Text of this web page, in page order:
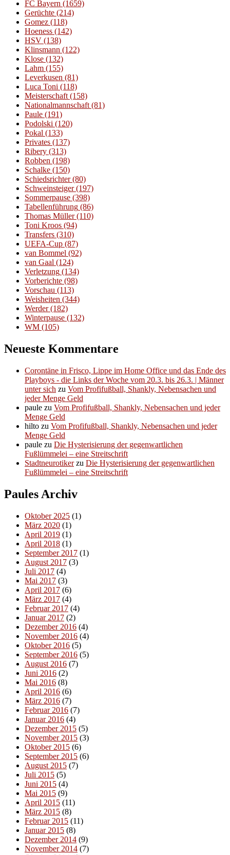
FC Bayern (1659)
Gerüchte (214)
Gomez (118)
Hoeness (142)
HSV (138)
Klinsmann (122)
Klose (132)
Lahm (155)
Leverkusen (81)
Luca Toni (118)
Meisterschaft (158)
Nationalmannschaft (81)
Paule (191)
Podolski (120)
Pokal (133)
Privates (137)
Ribery (313)
Robben (198)
Schalke (150)
Schiedsrichter(80)
Schweinsteiger(197)
Sommerpause (398)
Tabellenführung (86)
Thomas Müller(110)
Toni Kroos (94)
Transfers (310)
UEFA-Cup (87)
van Bommel (92)
van Gaal (124)
Verletzung (134)
Vorberichte (98)
Vorschau (113)
Weisheiten (344)
Werder(182)
Winterpause (132)
WM (105)
Neueste Kommentare
Corontäne in Frisco, Lippe im Home Office und das Ende des
Playboys - die Links der Woche vom 20.3. bis 26.3. | Männer
unter sich zu Vom Profifußball, Shankly, Nebensachen und
jeder Menge Geld
paule zu Vom Profifußball, Shankly, Nebensachen und jeder
Menge Geld
hilto zu Vom Profifußball, Shankly, Nebensachen und jeder
Menge Geld
paule zu Die Hysterisierung der gegenwartlichen
Fußlümmelei – eine Streitschrift
Stadtneurotikerzu Die Hysterisierung der gegenwartlichen
Fußlümmelei – eine Streitschrift
Paules Archiv
Oktober 2025 (1)
März 2020 (1)
April 2019 (1)
April 2018 (1)
September 2017 (1)
August 2017 (3)
Juli 2017 (4)
Mai 2017 (3)
April 2017 (6)
März 2017 (4)
Februar 2017 (4)
Januar 2017 (2)
Dezember 2016 (4)
November 2016 (4)
Oktober 2016 (5)
September 2016 (5)
August 2016 (7)
Juni 2016 (2)
Mai 2016 (8)
April 2016 (6)
März 2016 (7)
Februar 2016 (7)
Januar 2016 (4)
Dezember 2015 (5)
November 2015 (3)
Oktober 2015 (6)
September 2015 (6)
August 2015 (7)
Juli 2015 (5)
Juni 2015 (4)
Mai 2015 (9)
April 2015 (11)
März 2015 (8)
Februar 2015 (11)
Januar 2015 (8)
Dezember 2014 (9)
November 2014 (7)